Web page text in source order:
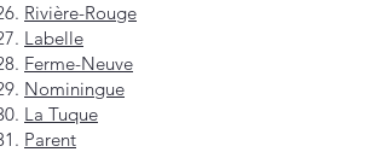
Rivière-Rouge
Labelle
Ferme-Neuve
Nominingue
La Tuque
Parent